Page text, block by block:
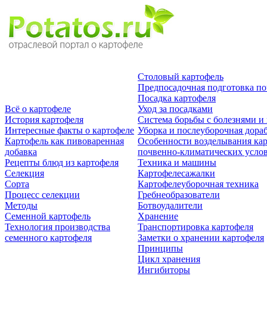
Всё о картофеле
История картофеля
Интересные факты о картофеле
Картофель как пивоваренная
добавка
Рецепты блюд из картофеля
Селекция
Сорта
Процесс селекции
Методы
Семенной картофель
Технология производства
семенного картофеля
Столовый картофель
Предпосадочная подготовка
Посадка картофеля
Уход за посадками
Система борьбы с болезнями и
Уборка и послеуборочная
Особенности возделывания
почвенно-климатических
Техника и машины
Картофелесажалки
Картофелеуборочная техника
Гребнеобразователи
Ботвоудалители
Хранение
Транспортировка картофеля
Заметки о хранении картофеля
Принципы
Цикл хранения
Ингибиторы